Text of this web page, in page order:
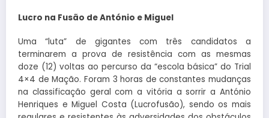
Lucro na Fusão de António e Miguel
Uma “luta” de gigantes com três candidatos a
terminarem a prova de resistência com as mesmas
doze (12) voltas ao percurso da “escola básica” do Trial
4×4 de Mação. Foram 3 horas de constantes mudanças
na classificação geral com a vitória a sorrir a António
Henriques e Miguel Costa (Lucrofusão), sendo os mais